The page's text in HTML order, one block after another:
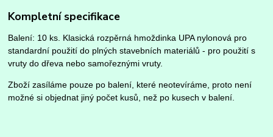
Kompletní specifikace
Balení: 10 ks. Klasická rozpěrná hmoždinka UPA nylonová pro
standardní použití do plných stavebních materiálů - pro použití s
vruty do dřeva nebo samořeznými vruty.
Zboží zasíláme pouze po balení, které neotevíráme, proto není
možné si objednat jiný počet kusů, než po kusech v balení.